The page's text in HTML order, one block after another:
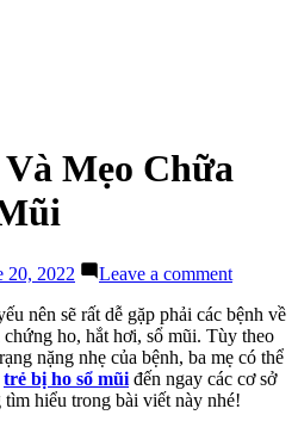
Mẹo Chữa
20, 2022 Leave a commenton
Nhân
Và
Mẹo
Chữa
Trẻ
nên sẽ rất dễ gặp phải các bệnh về
ho, hắt hơi, sổ mũi. Tùy theo
nặng nhẹ của bệnh, ba mẹ có thể
trẻ bị ho sổ mũi đến ngay các cơ sở
hiểu trong bài viết này nhé!